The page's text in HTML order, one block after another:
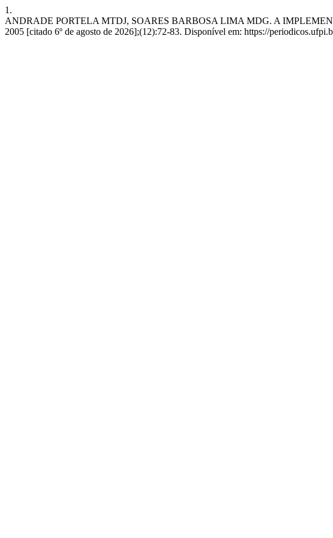
1.
ANDRADE PORTELA MTDJ, SOARES BARBOSA LIMA MDG. A
2005 [citado 6º de agosto de 2026];(12):72-83. Disponível em: https://